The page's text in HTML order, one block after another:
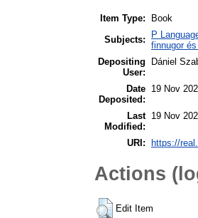
Item Type:
Book
Subjects:
P
finnugor
Depositing
User:
Dániel
Date
Deposited:
19 Nov
Last
Modified:
19 Nov
URI: https://
Actions
Edit Item